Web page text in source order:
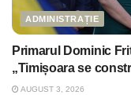
ADMINISTRAȚIE
Primarul Dominic
„Timișoara se
AUGUST 3, 2026